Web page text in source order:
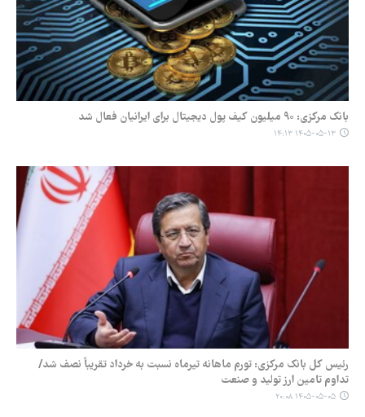
بانک مرکزی: ۹۰ میلیون کیف پول دیجیتال برای ایرانیان فعال شد
۱۴۰۵-۰۵-۱۳ ۱۴:۱۳
رئیس کل بانک مرکزی: تورم ماهانه تیرماه نسبت به خرداد تقریباً نصف شد/
تداوم تامین ارز تولید و صنعت
۱۴۰۵-۰۵-۰۵ ۲۰:۰۸